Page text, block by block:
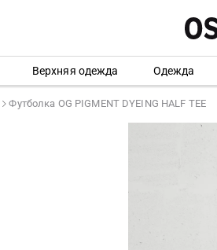
Верхняя одежда Одежда
Футболка OG PIGMENT DYEING HALF TEE